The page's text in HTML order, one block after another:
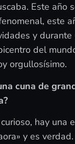
Este año
este
y durante
del
orgullosísimo.
cuna de
hay una
y es